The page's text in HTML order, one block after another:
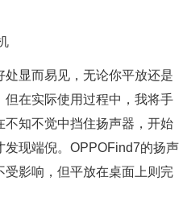
显而易见，无论你平放还是
在实际使用过程中，我将手
知不觉中挡住扬声器，开始
现端倪。OPPOFind7的扬声
影响，但平放在桌面上则完